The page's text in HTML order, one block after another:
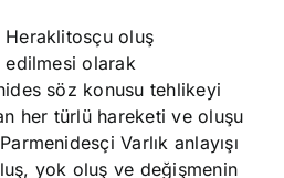
oluş
edilmesi olarak
söz konusu tehlikeyi
her türlü hareketi ve oluşu
Varlık anlayışı
yok oluş ve değişmenin